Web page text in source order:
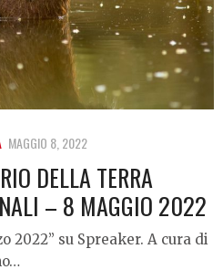
MAGGIO 8, 2022
DELLA TERRA
– 8 MAGGIO 2022
2022” su Spreaker. A cura di